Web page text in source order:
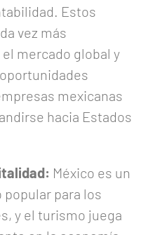
Estos
vez más
mercado global y
mexicanas
hacia Estados
México es un
para los
y el turismo juega